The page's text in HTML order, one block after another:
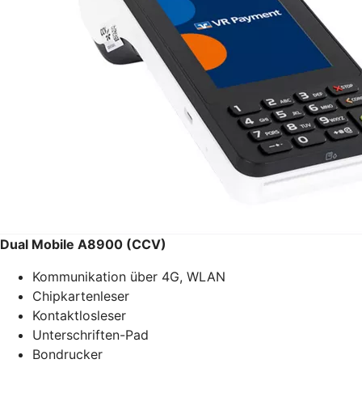
Dual Mobile A8900 (CCV)
Kommunikation über 4G, WLAN
Chipkartenleser
Kontaktlosleser
Unterschriften-Pad
Bondrucker